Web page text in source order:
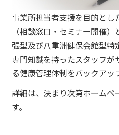
事業所担当者支援を目的とし
（相談窓口・セミナー開催
張型及び八重洲健保会館型特
専門知識を持ったスタッフが
る健康管理体制をバックアッ
詳細は、決まり次第ホームペ
す。